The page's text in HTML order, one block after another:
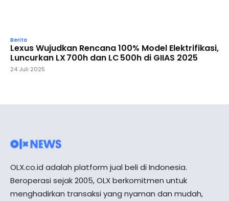
Berita
Lexus Wujudkan Rencana 100% Model Elektrifikasi,
Luncurkan LX 700h dan LC 500h di GIIAS 2025
24 Juli 2025
OLX.co.id adalah platform jual beli di Indonesia.
Beroperasi sejak 2005, OLX berkomitmen untuk
menghadirkan transaksi yang nyaman dan mudah,